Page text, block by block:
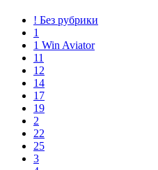
! Без рубрики
1
1 Win Aviator
11
12
14
17
19
2
22
25
3